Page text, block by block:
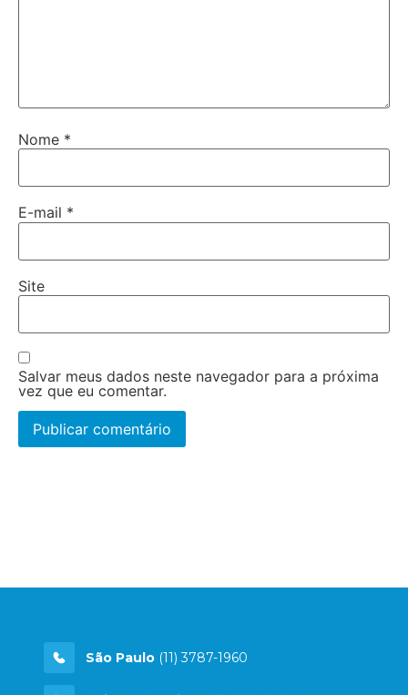
Nome *
E-mail *
Site
Salvar meus dados neste navegador para a próxima
vez que eu comentar.
São Paulo (11) 3787-1960